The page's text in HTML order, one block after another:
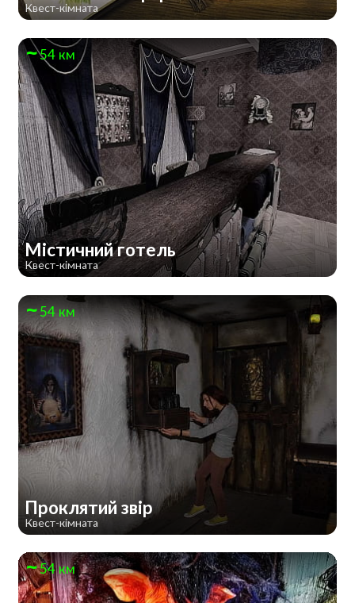
Квест-кімната
54 км
Містичний готель
Квест-кімната
54 км
Проклятий звір
Квест-кімната
54 км